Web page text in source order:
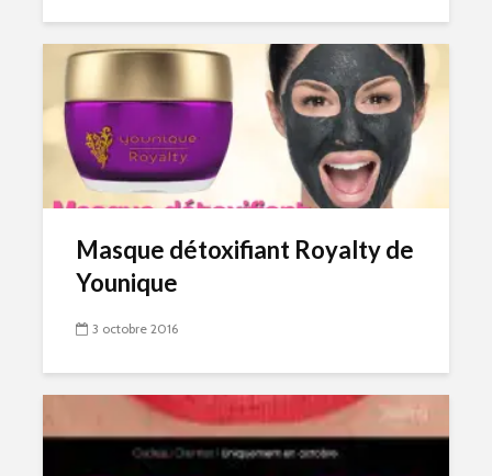
Masque détoxifiant Royalty de
Younique
3 octobre 2016